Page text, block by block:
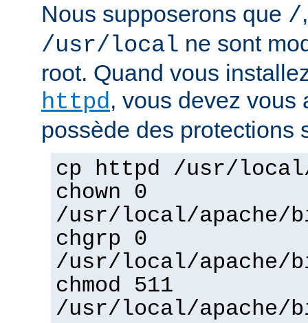
Nous supposerons que /
/usr/local ne sont
root. Quand vous
httpd, vous devez vous
possède des protections
cp httpd /usr/
chown 0
/usr/local/apache/
chgrp 0
/usr/local/apache/
chmod 511
/usr/local/apache/